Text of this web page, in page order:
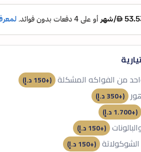
من الفواكه المشكلة (+
150د.إ)
(+
350د.إ)
(+
1.700د.إ)
(+
150د.إ)
(+
150د.إ)